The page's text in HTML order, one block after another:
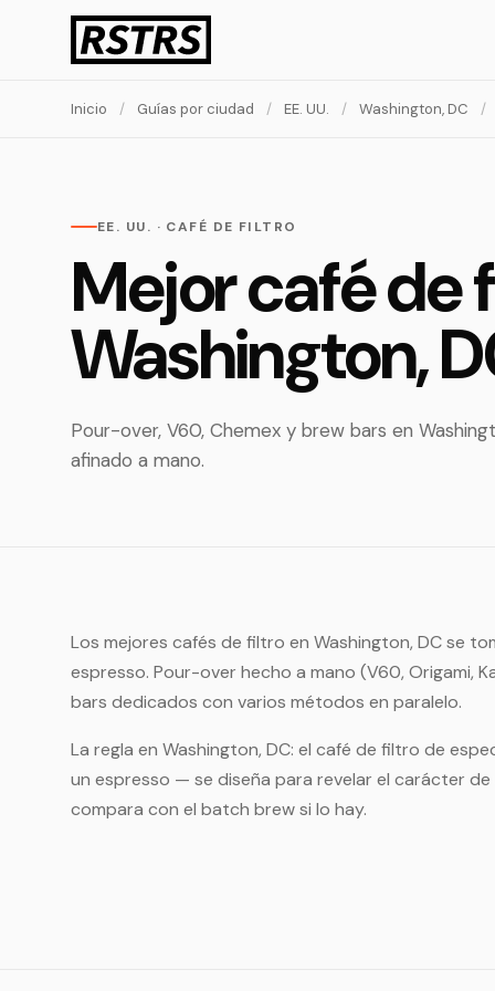
Inicio / Guías por ciudad / EE. UU. / Washington, DC /
EE. UU. · CAFÉ DE FILTRO
Mejor café de
Washington,
Pour-over, V60, Chemex y brew bars en
afinado a mano.
Los mejores cafés de filtro en Washington, DC se
espresso. Pour-over hecho a mano (V60, Origami,
bars dedicados con varios métodos en paralelo.
La regla en Washington, DC: el café de filtro de
un espresso — se diseña para revelar el carácter
compara con el batch brew si lo hay.